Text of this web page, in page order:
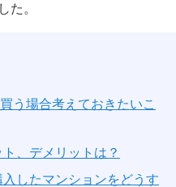
た。
う場合考えておきたいこ
、デメリットは？
したマンションをどうす